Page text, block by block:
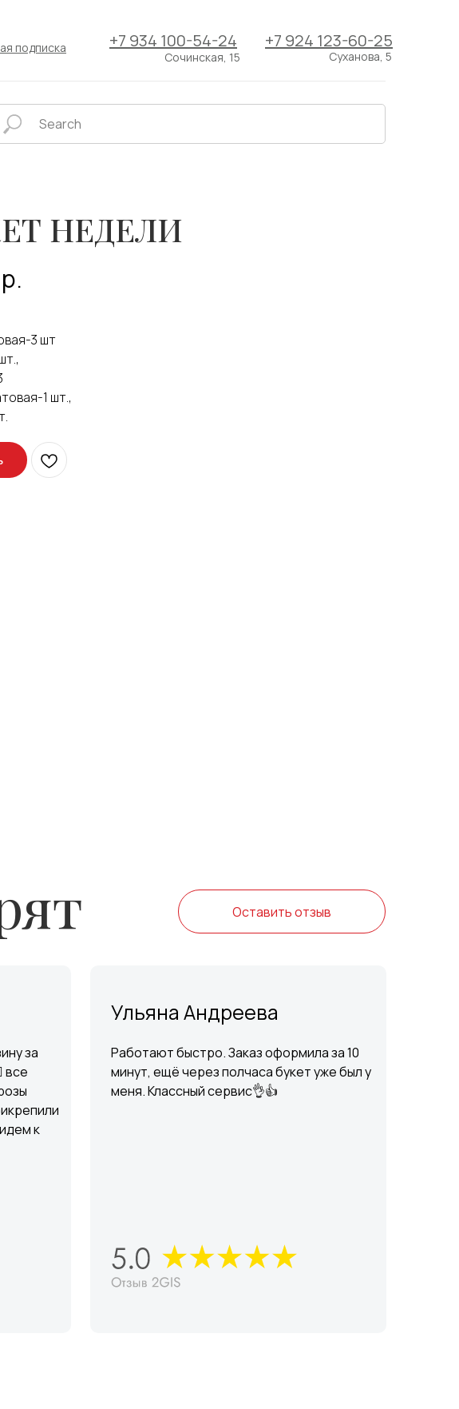
подписка +7 934 100-54-24 +7 924 123-60-25
Сочинская, 15 Суханова, 5
НЕДЕЛИ
р.
3 шт
1 шт.,
за
все
к
Ульяна Андреева
Работают быстро. Заказ оформила за 10
минут, ещё через полчаса букет уже был у
меня. Классный сервис👌👍
Оставить отзыв